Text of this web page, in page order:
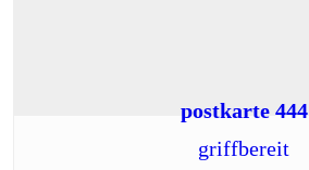
postkarte 444
griffbereit